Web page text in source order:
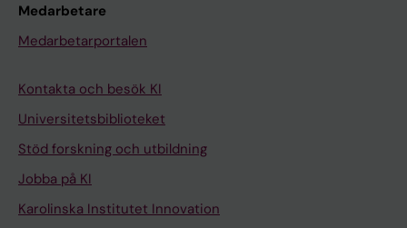
Medarbetare
Medarbetarportalen
Kontakta och besök KI
Universitetsbiblioteket
Stöd forskning och utbildning
Jobba på KI
Karolinska Institutet Innovation